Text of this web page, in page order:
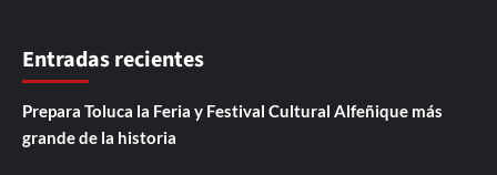
Entradas recientes
Prepara Toluca la Feria y Festival Cultural Alfeñique más
grande de la historia